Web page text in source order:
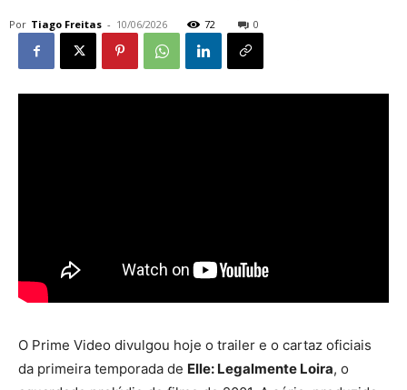
Por Tiago Freitas - 10/06/2026 72 0
O Prime Video divulgou hoje o trailer e o cartaz oficiais
da primeira temporada de Elle: Legalmente Loira, o